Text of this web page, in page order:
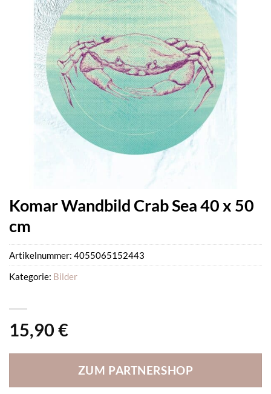
Komar Wandbild Crab Sea 40 x 50
cm
15,90 €
ZUM PARTNERSHOP
Artikelnummer: 4055065152443
Kategorie: Bilder